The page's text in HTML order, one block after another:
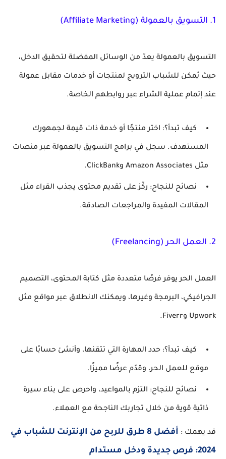
1. التسويق بالعمولة (Affiliate Marketing)
التسويق بالعمولة يعدّ من الوسائل المفضلة لتحقيق الدخل،
حيث يُمكن للشباب الترويج لمنتجات أو خدمات مقابل عمولة
عند إتمام عملية الشراء عبر روابطهم الخاصة.
كيف تبدأ؟: اختر منتجًا أو خدمة ذات قيمة لجمهورك
المستهدف. سجل في برامج التسويق بالعمولة عبر منصات
مثل Amazon Associates وClickBank.
نصائح للنجاح: ركّز على تقديم محتوى يجذب القراء مثل
المقالات المفيدة والمراجعات الصادقة.
2. العمل الحر (Freelancing)
العمل الحر يوفر فرصًا متعددة مثل كتابة المحتوى، التصميم
الجرافيكي، البرمجة وغيرها، ويمكنك الانطلاق عبر مواقع مثل
Upwork وFiverr.
كيف تبدأ؟: حدد المهارة التي تتقنها، وأنشئ حسابًا على
موقع للعمل الحر، وقدّم عرضًا مميزًا.
نصائح للنجاح: التزم بالمواعيد، واحرص على بناء سيرة
ذاتية قوية من خلال تجاربك الناجحة مع العملاء.
قد يهمك : أفضل 8 طرق للربح من الإنترنت للشباب في
2024: فرص جديدة ودخل مستدام